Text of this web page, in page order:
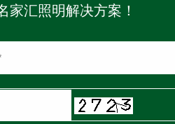
家汇照明解决方案！